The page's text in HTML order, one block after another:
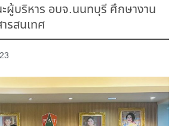
ผู้บริหาร อบจ.นนทบุรี ศึกษางาน
รสนเทศ